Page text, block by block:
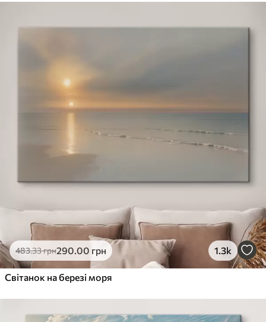
483.33грн290.00 грн 1.3k
Світанок на березі моря